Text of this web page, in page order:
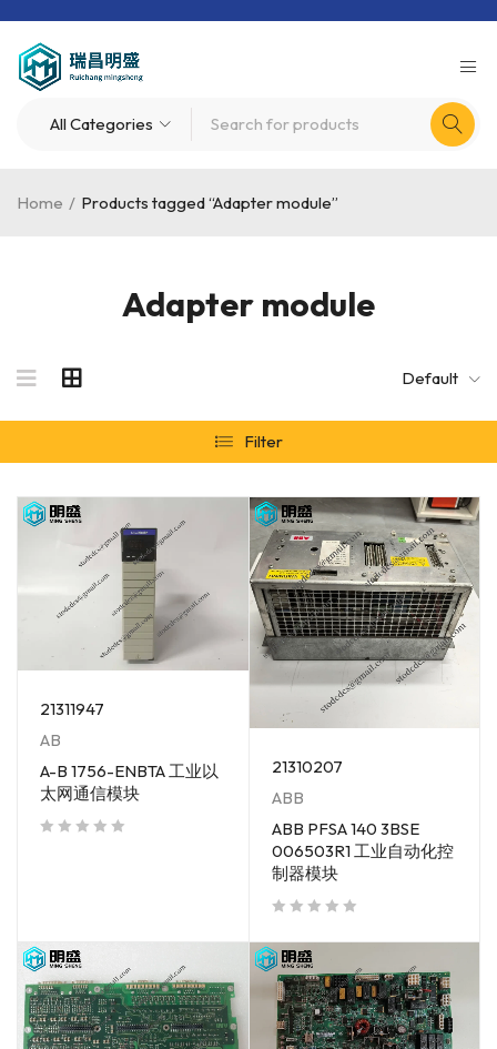
Adapter module
Home / Products tagged “Adapter module”
Default
Filter
21311947
AB
A-B 1756-ENBTA 工业以
太网通信模块
21310207
ABB
ABB PFSA 140 3BSE
006503R1 工业自动化控
制器模块